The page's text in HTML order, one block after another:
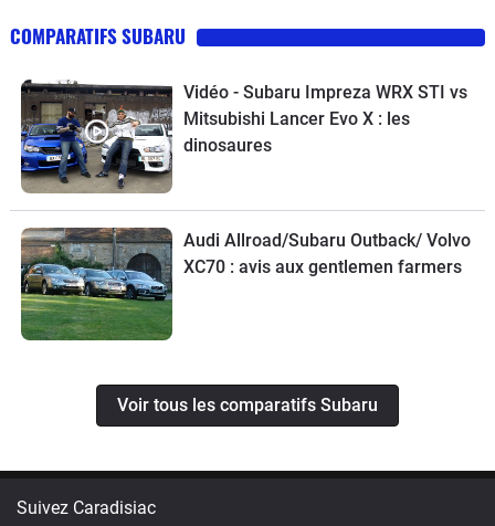
COMPARATIFS SUBARU
Vidéo - Subaru Impreza WRX STI vs
Mitsubishi Lancer Evo X : les
dinosaures
Audi Allroad/Subaru Outback/ Volvo
XC70 : avis aux gentlemen farmers
Voir tous les comparatifs Subaru
Suivez Caradisiac